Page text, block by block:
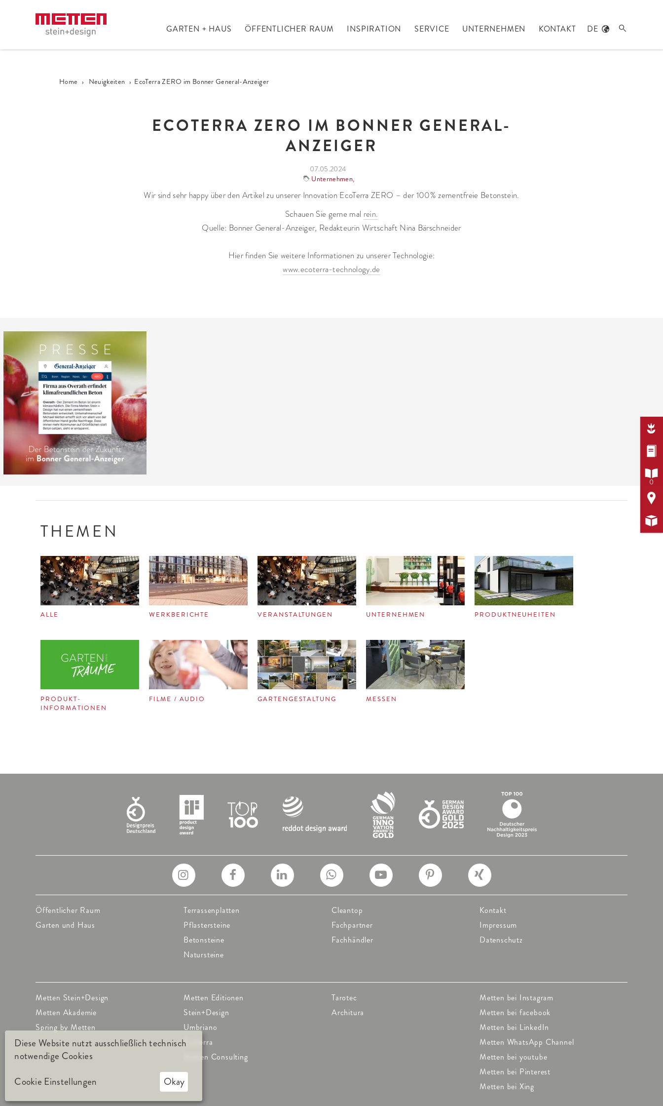
GARTEN + HAUS ÖFFENTLICHER RAUM INSPIRATION SERVICE UNTERNEHMEN KONTAKT DE 
Home › Neuigkeiten › EcoTerra ZERO im Bonner General-Anzeiger
ECOTERRA ZERO IM BONNER GENERAL-
ANZEIGER
07.05.2024
Unternehmen,
Wir sind sehr happy über den Artikel zu unserer Innovation EcoTerra ZERO – der 100% zementfreie Betonstein.
Schauen Sie gerne mal rein.
Quelle: Bonner General-Anzeiger, Redakteurin Wirtschaft Nina Bärschneider
Hier finden Sie weitere Informationen zu unserer Technologie:
www.ecoterra-technology.de

THEMEN
ALLE WERKBERICHTE VERANSTALTUNGEN UNTERNEHMEN PRODUKTNEUHEITEN
PRODUKT-
INFORMATIONEN
FILME / AUDIO GARTENGESTALTUNG MESSEN
Öffentlicher Raum
Garten und Haus
Terrassenplatten
Pflastersteine
Betonsteine
Natursteine
Cleantop
Fachpartner
Fachhändler
Kontakt
Impressum
Datenschutz
Metten Stein+Design
Metten Akademie
Spring by Metten
Metten Editionen
Stein+Design
Umbriano
Ecoterra
Metten Consulting
Tarotec
Architura
Metten bei Instagram
Metten bei facebook
Metten bei LinkedIn
Metten WhatsApp Channel
Metten bei youtube
Metten bei Pinterest
Metten bei Xing



0


Diese Website nutzt ausschließlich technisch
notwendige Cookies
Cookie Einstellungen
Okay